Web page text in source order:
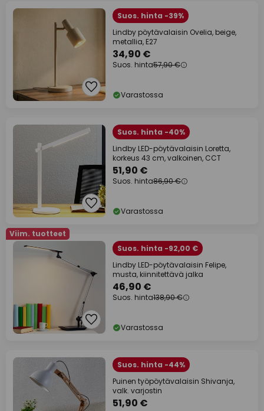
Suos. hinta -39%
Lindby pöytävalaisin Ovelia, beige,
metallia, E27
34,90 €
Suos. hinta57,90 €
Varastossa
Suos. hinta -40%
Lindby LED-pöytävalaisin Loretta,
korkeus 43 cm, valkoinen, CCT
51,90 €
Suos. hinta86,90 €
Varastossa
Viim. tuotteet
Suos. hinta -92,00 €
Lindby LED-pöytävalaisin Felipe,
musta, kiinnitettävä jalka
46,90 €
Suos. hinta138,90 €
Varastossa
Suos. hinta -44%
Puinen työpöytävalaisin Shivanja,
valk. varjostin
51,90 €